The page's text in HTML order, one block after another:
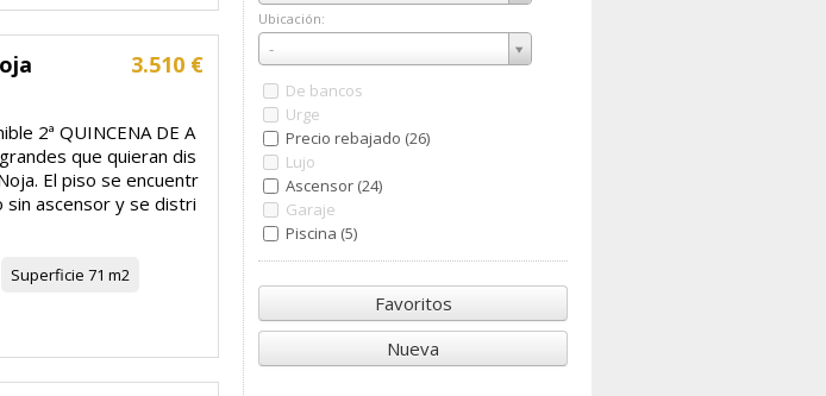
Ubicación:
-
Ubicación:
De bancos
Urge
Precio rebajado (26)
Lujo
Ascensor (24)
Garaje
Piscina (5)
Favoritos
Nueva
3.510 €
2ª QUINCENA DE A
que quieran dis
El piso se encuentr
sin ascensor y se distri
Superficie 71 m2